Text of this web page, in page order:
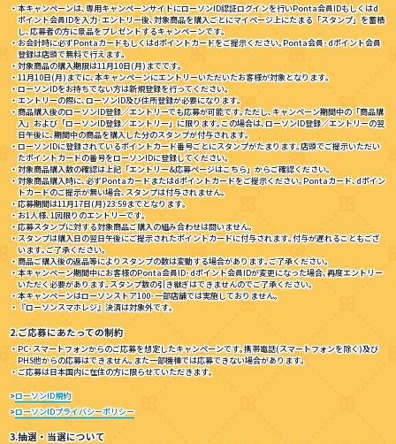
・本キャンペーンは､専用キャンペーンサイトにローソンID認証ログインを行いPonta会員IDもしくはd
ポイント会員IDを入力･エントリー後､対象商品を購入ごとにマイページ上にたまる「スタンプ」を蓄積
し､応募者の方に景品をプレゼントするキャンペーンです｡
・お会計時に必ずPontaカードもしくはdポイントカードをご提示ください｡Ponta会員･dポイント会員
登録は店頭で無料で行えます｡
・対象商品の購入期限は11月10日(月)までです｡
・11月10日(月)までに､本キャンペーンにエントリーいただいたお客様が対象となります｡
・ローソンIDをお持ちでない方は新規登録を行ってください｡
・エントリーの際に､ローソンID及び住所登録が必要になります｡
・商品購入後のローソンID登録／エントリーでも応募が可能です｡ただし､キャンペーン期間中の「商品購
入」および「ローソンID登録／エントリー」に限ります｡この場合は､ローソンID登録／エントリーの翌
日午後に､期間中の商品を購入した分のスタンプが付与されます｡
・ローソンIDに登録されているポイントカード番号ごとにスタンプがたまります｡店頭でご提示いただい
たポイントカードの番号をローソンIDに登録してください｡
・対象商品購入数の確認は上記「エントリー&応募ページはこちら」からご確認ください｡
・対象商品購入時に､必ずPontaカードまたはdポイントカードをご提示ください｡Pontaカード､dポイン
トカードのご提示が無い場合､スタンプは付与されません｡
・応募期間は11月17日(月)23:59までとなります｡
・お1人様､1回限りのエントリーです｡
・応募スタンプに対する対象商品ご購入の組み合わせは問いません｡
・スタンプは購入日の翌日午後にご提示されたポイントカードに付与されます｡付与が遅れることもござ
います｡ご了承ください｡
・商品ご購入後の返品等によりスタンプの数は変動する場合があります｡ご了承ください｡
・本キャンペーン期間中にお客様のPonta会員ID･dポイント会員IDが変更になった場合､再度エントリー
いただく必要があります｡スタンプ数の引き継ぎはできませんのでご了承ください｡
・本キャンペーンはローソンストア100･一部店舗では実施しておりません｡
・『ローソンスマホレジ』決済は対象外です｡
2.ご応募にあたっての制約
・PC･スマートフォンからのご応募を想定したキャンペーンです｡携帯電話(スマートフォンを除く)及び
PHS他からの応募はできません｡また一部機種では応募できない場合があります｡
・ご応募は日本国内に在住の方に限らせていただきます｡
>ローソンID規約
>ローソンIDプライバシーポリシー
3.抽選・当選について